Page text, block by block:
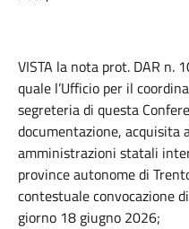
VISTA la nota prot. DAR n.
quale l’Ufficio per il
segreteria di questa
documentazione, acquisita
amministrazioni statali
province autonome di
contestuale convocazione
giorno 18 giugno 2026;